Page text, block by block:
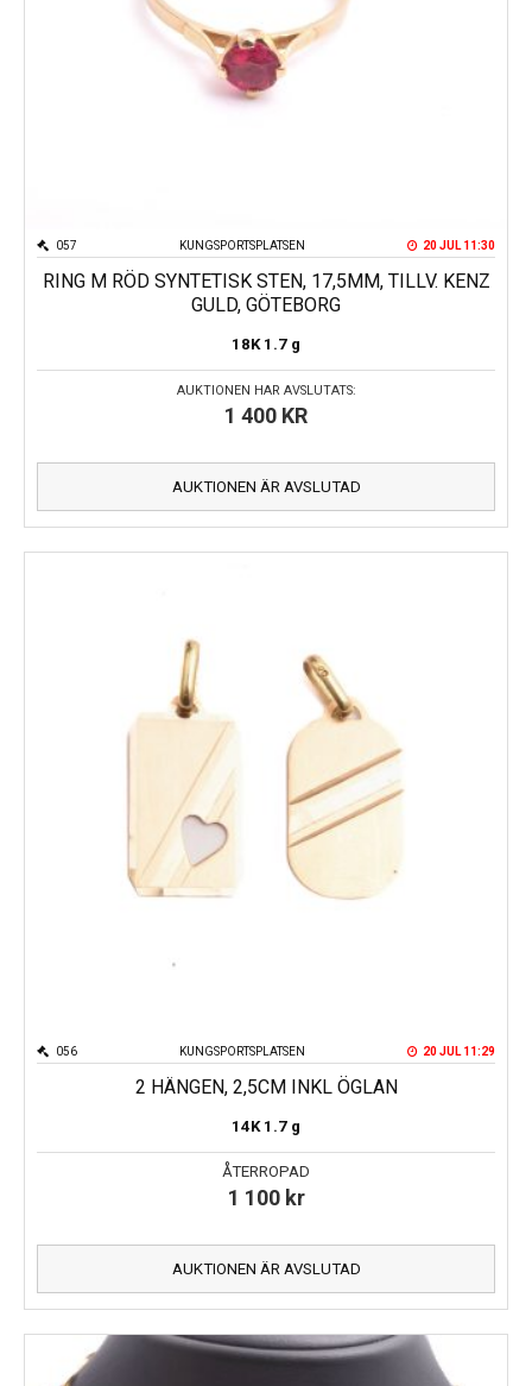
KUNGSPORTSPLATSEN
057 20 JUL 11:30
RING M RÖD SYNTETISK STEN, 17,5MM, TILLV. KENZ
GULD, GÖTEBORG
18K 1.7 g
AUKTIONEN HAR AVSLUTATS:
1 400 KR
AUKTIONEN ÄR AVSLUTAD
KUNGSPORTSPLATSEN
056 20 JUL 11:29
2 HÄNGEN, 2,5CM INKL ÖGLAN
14K 1.7 g
ÅTERROPAD
1 100 kr
AUKTIONEN ÄR AVSLUTAD